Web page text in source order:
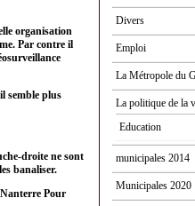
organisation
Par contre il
semble plus
droite ne sont
banaliser.
Pour
Divers
Emploi
La Métropole du
La politique de la
Education
municipales 2014
Municipales 2020